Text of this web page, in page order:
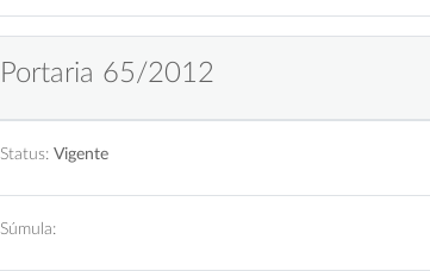
Portaria 65/2012
Status: Vigente
Súmula: